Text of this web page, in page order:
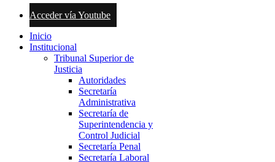
Acceder vía Youtube
Inicio
Institucional
Tribunal Superior de
Justicia
Autoridades
Secretaría
Administrativa
Secretaría de
Superintendencia y
Control Judicial
Secretaría Penal
Secretaría Laboral